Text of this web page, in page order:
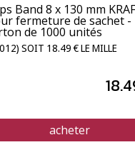
Band 8 x 130 mm
fermeture de sachet -
de 1000 unités
SOIT 18.49 € LE MILLE
18